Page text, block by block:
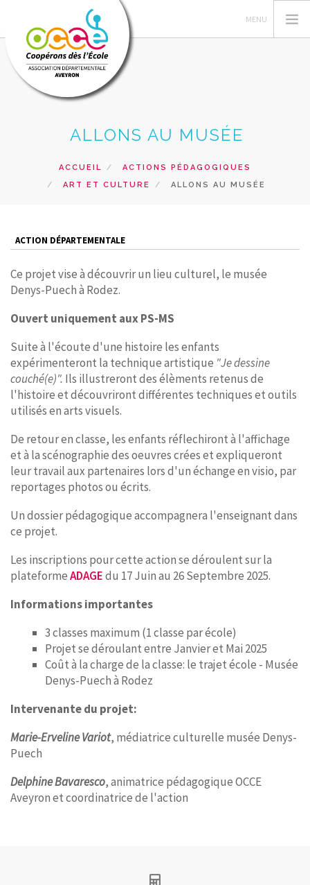
GÉRER SA COOP
ACTIONS PÉDAGOGIQUES
FORMATIONS
RESSOURCES PÉDAGOGIQUES
CONTACT
ALLONS AU MUSÉE
ACCUEIL
ACTIONS PÉDAGOGIQUES
ART ET CULTURE
ALLONS AU MUSÉE
ACTION DÉPARTEMENTALE
Ce projet vise à découvrir un lieu culturel, le musée
Denys-Puech à Rodez.
Ouvert uniquement aux PS-MS
Suite à l'écoute d'une histoire les enfants
expérimenteront la technique artistique "Je dessine
couché(e)". Ils illustreront des élèments retenus de
l'histoire et découvriront différentes techniques et outils
utilisés en arts visuels.
De retour en classe, les enfants réflechiront à l'affichage
et à la scénographie des oeuvres crées et expliqueront
leur travail aux partenaires lors d'un échange en visio, par
reportages photos ou écrits.
Un dossier pédagogique accompagnera l'enseignant dans
ce projet.
Les inscriptions pour cette action se déroulent sur la
plateformeADAGEdu 17 Juin au 26 Septembre 2025.
Informations importantes
3 classes maximum (1 classe par école)
Projet se déroulant entre Janvier et Mai 2025
Coût à la charge de la classe: le trajet école - Musée
Denys-Puech à Rodez
Intervenante du projet:
Marie-Erveline Variot, médiatrice culturelle musée Denys-
Puech
Delphine Bavaresco, animatrice pédagogique OCCE
Aveyron et coordinatrice de l'action